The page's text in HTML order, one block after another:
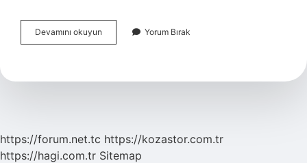
Devamını okuyun Profesyonel
Futbolcu
Yaşında
Yorum Bırak
https://forum.net.tc https://kozastor.com.tr
https://hagi.com.tr Sitemap